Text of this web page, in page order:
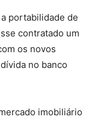
portabilidade de
contratado um
os novos
no banco